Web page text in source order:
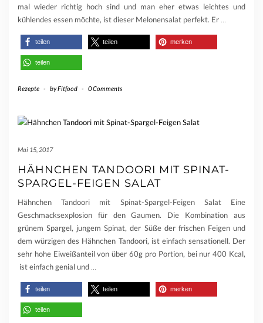
mal wieder richtig hoch sind und man eher etwas leichtes und
kühlendes essen möchte, ist dieser Melonensalat perfekt. Er
teilen teilen merken
teilen
Rezepte - byFitfood - 0 Comments
Mai 15, 2017
HÄHNCHEN TANDOORI MIT SPINAT-
SPARGEL-FEIGEN SALAT
Hähnchen Tandoori mit Spinat-Spargel-Feigen Salat Eine
Geschmacksexplosion für den Gaumen. Die Kombination aus
grünem Spargel, jungem Spinat, der Süße der frischen Feigen und
dem würzigen des Hähnchen Tandoori, ist einfach sensationell. Der
sehr hohe Eiweißanteil von über 60g pro Portion, bei nur 400 Kcal,
ist einfach genial und
teilen teilen merken
teilen